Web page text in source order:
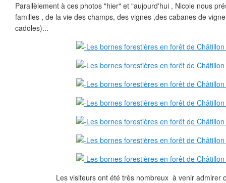
Parallèlement à ces photos "hier" et "aujourd'hui , Nicole nous
familles , de la vie des champs, des vignes ,des cabanes de
cadoles)...
Les visiteurs ont été très nombreux à venir admirer